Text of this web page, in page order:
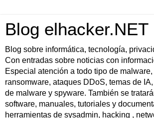
Blog elhacker.NET
Blog sobre informática, tecnología,
Con entradas sobre noticias con
Especial atención a todo tipo de malware,
ransomware, ataques DDoS, temas de
de malware y spyware. También se
software, manuales, tutoriales y
herramientas de sysadmin, hacking ,